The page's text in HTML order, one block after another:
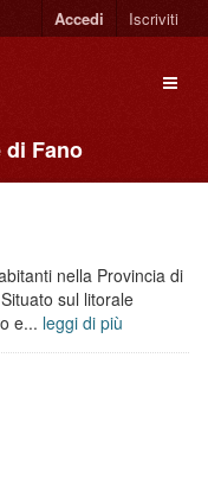
Accedi Iscriviti
di Fano
nella Provincia di
sul litorale
e... leggi di più